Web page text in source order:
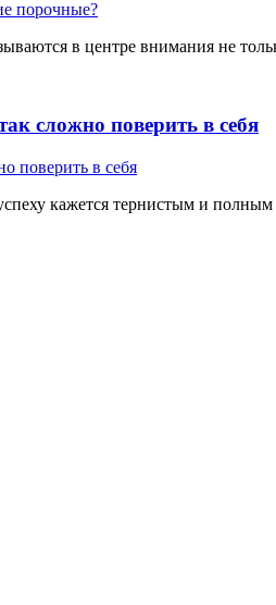
в центре внимания не
сложно поверить в себя
кажется тернистым и